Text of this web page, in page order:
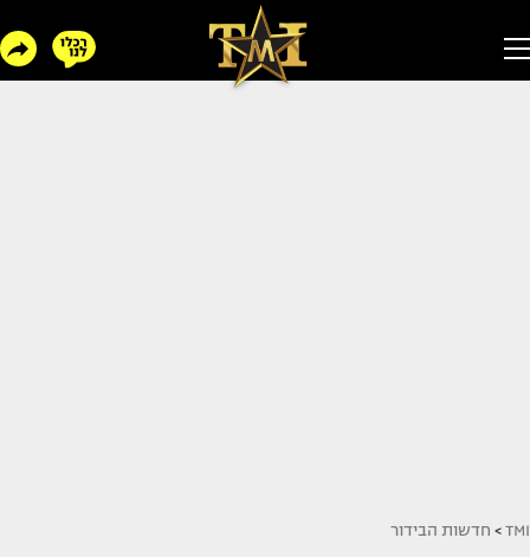
TMI
> חדשות הבידור